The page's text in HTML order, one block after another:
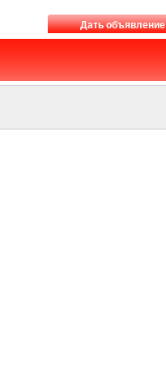
Дать объявление